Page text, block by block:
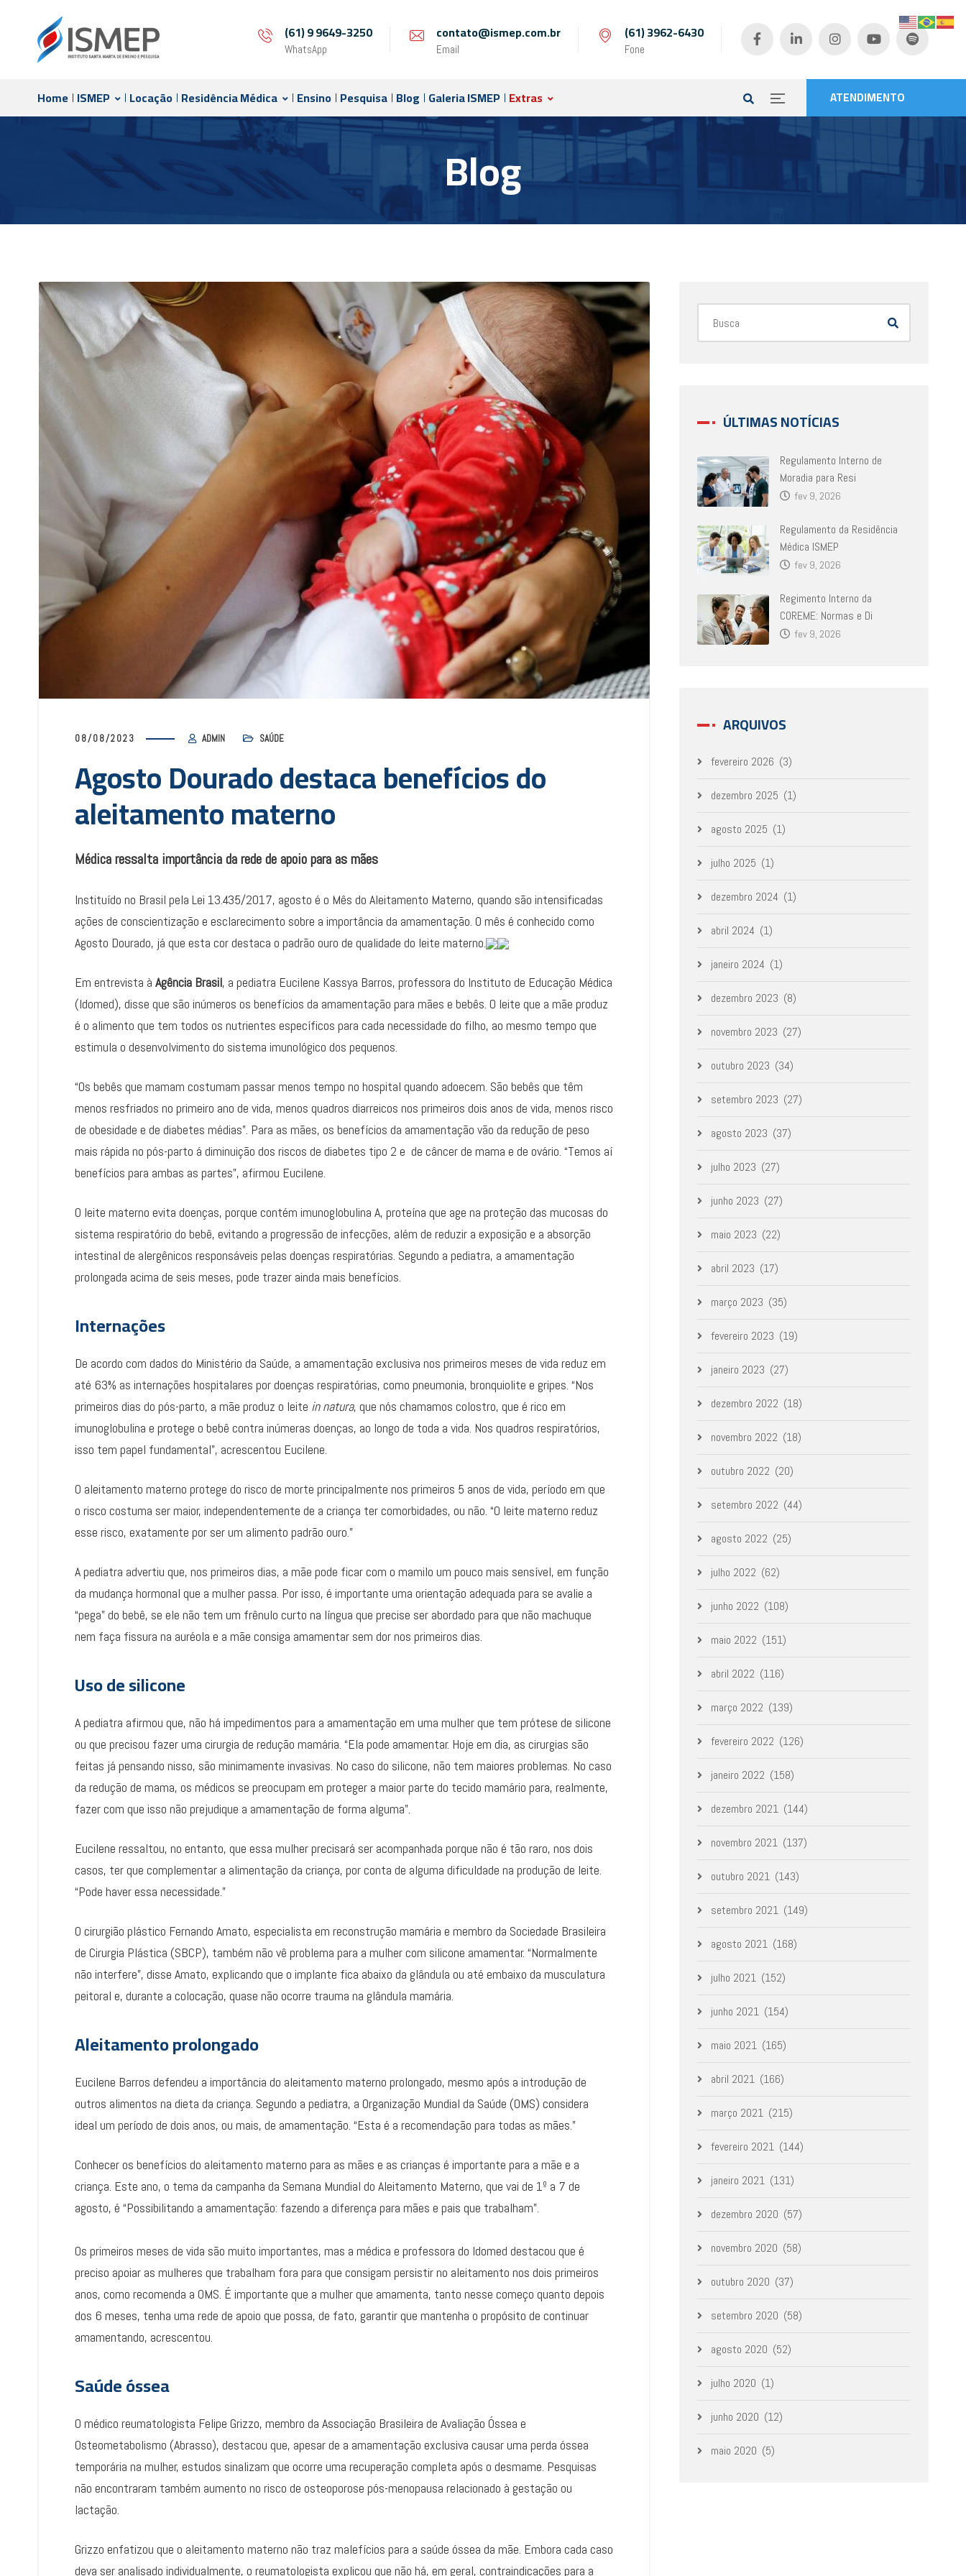
(61) 9 9649-3250
WhatsApp
contato@ismep.com.br
Email
(61) 3962-6430
Fone
ATENDIMENTO
Home ISMEP Locação Residência Médica Ensino Pesquisa Blog Galeria ISMEP Extras
Blog
08/08/2023 ADMIN SAÚDE
Agosto Dourado destaca benefícios do
aleitamento materno
Médica ressalta importância da rede de apoio para as mães
Instituído no Brasil pela Lei 13.435/2017, agosto é o Mês do Aleitamento Materno, quando são intensificadas
ações de conscientização e esclarecimento sobre a importância da amamentação. O mês é conhecido como
Agosto Dourado, já que esta cor destaca o padrão ouro de qualidade do leite materno.
Em entrevista à Agência Brasil, a pediatra Eucilene Kassya Barros, professora do Instituto de Educação Médica
(Idomed), disse que são inúmeros os benefícios da amamentação para mães e bebês. O leite que a mãe produz
é o alimento que tem todos os nutrientes específicos para cada necessidade do filho, ao mesmo tempo que
estimula o desenvolvimento do sistema imunológico dos pequenos.
“Os bebês que mamam costumam passar menos tempo no hospital quando adoecem. São bebês que têm
menos resfriados no primeiro ano de vida, menos quadros diarreicos nos primeiros dois anos de vida, menos risco
de obesidade e de diabetes médias”. Para as mães, os benefícios da amamentação vão da redução de peso
mais rápida no pós-parto á diminuição dos riscos de diabetes tipo 2 e de câncer de mama e de ovário. “Temos aí
benefícios para ambas as partes”, afirmou Eucilene.
O leite materno evita doenças, porque contém imunoglobulina A, proteína que age na proteção das mucosas do
sistema respiratório do bebê, evitando a progressão de infecções, além de reduzir a exposição e a absorção
intestinal de alergênicos responsáveis pelas doenças respiratórias. Segundo a pediatra, a amamentação
prolongada acima de seis meses, pode trazer ainda mais benefícios.
Internações
De acordo com dados do Ministério da Saúde, a amamentação exclusiva nos primeiros meses de vida reduz em
até 63% as internações hospitalares por doenças respiratórias, como pneumonia, bronquiolite e gripes. “Nos
primeiros dias do pós-parto, a mãe produz o leite in natura, que nós chamamos colostro, que é rico em
imunoglobulina e protege o bebê contra inúmeras doenças, ao longo de toda a vida. Nos quadros respiratórios,
isso tem papel fundamental”, acrescentou Eucilene.
O aleitamento materno protege do risco de morte principalmente nos primeiros 5 anos de vida, período em que
o risco costuma ser maior, independentemente de a criança ter comorbidades, ou não. “O leite materno reduz
esse risco, exatamente por ser um alimento padrão ouro.”
A pediatra advertiu que, nos primeiros dias, a mãe pode ficar com o mamilo um pouco mais sensível, em função
da mudança hormonal que a mulher passa. Por isso, é importante uma orientação adequada para se avalie a
“pega” do bebê, se ele não tem um frênulo curto na língua que precise ser abordado para que não machuque
nem faça fissura na auréola e a mãe consiga amamentar sem dor nos primeiros dias.
Uso de silicone
A pediatra afirmou que, não há impedimentos para a amamentação em uma mulher que tem prótese de silicone
ou que precisou fazer uma cirurgia de redução mamária. “Ela pode amamentar. Hoje em dia, as cirurgias são
feitas já pensando nisso, são minimamente invasivas. No caso do silicone, não tem maiores problemas. No caso
da redução de mama, os médicos se preocupam em proteger a maior parte do tecido mamário para, realmente,
fazer com que isso não prejudique a amamentação de forma alguma”.
Eucilene ressaltou, no entanto, que essa mulher precisará ser acompanhada porque não é tão raro, nos dois
casos, ter que complementar a alimentação da criança, por conta de alguma dificuldade na produção de leite.
“Pode haver essa necessidade.”
O cirurgião plástico Fernando Amato, especialista em reconstrução mamária e membro da Sociedade Brasileira
de Cirurgia Plástica (SBCP), também não vê problema para a mulher com silicone amamentar. “Normalmente
não interfere”, disse Amato, explicando que o implante fica abaixo da glândula ou até embaixo da musculatura
peitoral e, durante a colocação, quase não ocorre trauma na glândula mamária.
Aleitamento prolongado
Eucilene Barros defendeu a importância do aleitamento materno prolongado, mesmo após a introdução de
outros alimentos na dieta da criança. Segundo a pediatra, a Organização Mundial da Saúde (OMS) considera
ideal um período de dois anos, ou mais, de amamentação. “Esta é a recomendação para todas as mães.”
Conhecer os benefícios do aleitamento materno para as mães e as crianças é importante para a mãe e a
criança. Este ano, o tema da campanha da Semana Mundial do Aleitamento Materno, que vai de 1º a 7 de
agosto, é “Possibilitando a amamentação: fazendo a diferença para mães e pais que trabalham”.
Os primeiros meses de vida são muito importantes, mas a médica e professora do Idomed destacou que é
preciso apoiar as mulheres que trabalham fora para que consigam persistir no aleitamento nos dois primeiros
anos, como recomenda a OMS. É importante que a mulher que amamenta, tanto nesse começo quanto depois
dos 6 meses, tenha uma rede de apoio que possa, de fato, garantir que mantenha o propósito de continuar
amamentando, acrescentou.
Saúde óssea
O médico reumatologista Felipe Grizzo, membro da Associação Brasileira de Avaliação Óssea e
Osteometabolismo (Abrasso), destacou que, apesar de a amamentação exclusiva causar uma perda óssea
temporária na mulher, estudos sinalizam que ocorre uma recuperação completa após o desmame. Pesquisas
não encontraram também aumento no risco de osteoporose pós-menopausa relacionado à gestação ou
lactação.
Grizzo enfatizou que o aleitamento materno não traz malefícios para a saúde óssea da mãe. Embora cada caso
deva ser analisado individualmente, o reumatologista explicou que não há, em geral, contraindicações para a
ÚLTIMAS NOTÍCIAS
Regulamento Interno de
Moradia para Resi
fev 9, 2026
Regulamento da Residência
Médica ISMEP
fev 9, 2026
Regimento Interno da
COREME: Normas e Di
fev 9, 2026
ARQUIVOS
fevereiro 2026 (3)
dezembro 2025 (1)
agosto 2025 (1)
julho 2025 (1)
dezembro 2024 (1)
abril 2024 (1)
janeiro 2024 (1)
dezembro 2023 (8)
novembro 2023 (27)
outubro 2023 (34)
setembro 2023 (27)
agosto 2023 (37)
julho 2023 (27)
junho 2023 (27)
maio 2023 (22)
abril 2023 (17)
março 2023 (35)
fevereiro 2023 (19)
janeiro 2023 (27)
dezembro 2022 (18)
novembro 2022 (18)
outubro 2022 (20)
setembro 2022 (44)
agosto 2022 (25)
julho 2022 (62)
junho 2022 (108)
maio 2022 (151)
abril 2022 (116)
março 2022 (139)
fevereiro 2022 (126)
janeiro 2022 (158)
dezembro 2021 (144)
novembro 2021 (137)
outubro 2021 (143)
setembro 2021 (149)
agosto 2021 (168)
julho 2021 (152)
junho 2021 (154)
maio 2021 (165)
abril 2021 (166)
março 2021 (215)
fevereiro 2021 (144)
janeiro 2021 (131)
dezembro 2020 (57)
novembro 2020 (58)
outubro 2020 (37)
setembro 2020 (58)
agosto 2020 (52)
julho 2020 (1)
junho 2020 (12)
maio 2020 (5)